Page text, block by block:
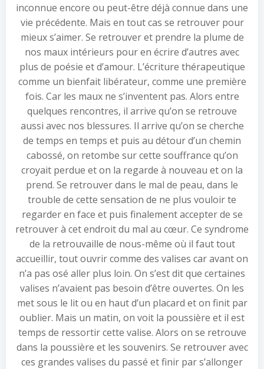
inconnue encore ou peut-être déjà connue dans une
vie précédente. Mais en tout cas se retrouver pour
mieux s’aimer. Se retrouver et prendre la plume de
nos maux intérieurs pour en écrire d’autres avec
plus de poésie et d’amour. L’écriture thérapeutique
comme un bienfait libérateur, comme une première
fois. Car les maux ne s’inventent pas. Alors entre
quelques rencontres, il arrive qu’on se retrouve
aussi avec nos blessures. Il arrive qu’on se cherche
de temps en temps et puis au détour d’un chemin
cabossé, on retombe sur cette souffrance qu’on
croyait perdue et on la regarde à nouveau et on la
prend. Se retrouver dans le mal de peau, dans le
trouble de cette sensation de ne plus vouloir te
regarder en face et puis finalement accepter de se
retrouver à cet endroit du mal au cœur. Ce syndrome
de la retrouvaille de nous-même où il faut tout
accueillir, tout ouvrir comme des valises car avant on
n’a pas osé aller plus loin. On s’est dit que certaines
valises n’avaient pas besoin d’être ouvertes. On les
met sous le lit ou en haut d’un placard et on finit par
oublier. Mais un matin, on voit la poussière et il est
temps de ressortir cette valise. Alors on se retrouve
dans la poussière et les souvenirs. Se retrouver avec
ces grandes valises du passé et finir par s’allonger